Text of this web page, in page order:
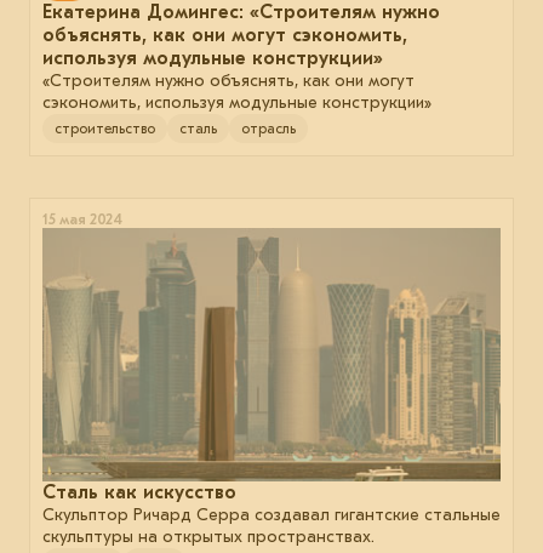
Екатерина Домингес: «Строителям нужно
объяснять, как они могут сэкономить,
используя модульные конструкции»
«Строителям нужно объяснять, как они могут
сэкономить, используя модульные конструкции»
строительство сталь отрасль
15 мая 2024
Сталь как искусство
Скульптор Ричард Серра создавал гигантские стальные
скульптуры на открытых пространствах.